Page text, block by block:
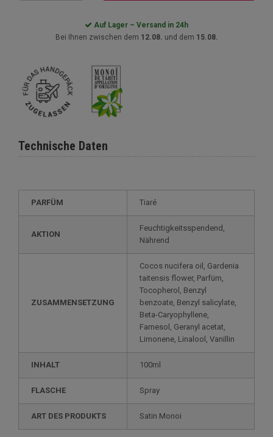
Auf Lager – Versand in 24h
Bei Ihnen zwischen dem 12.08. und dem 15.08.
Technische Daten
PARFÜM Tiaré
AKTION
Feuchtigkeitsspendend,
Nährend
ZUSAMMENSETZUNG
Cocos nucifera oil, Gardenia
taitensis flower, Parfüm,
Tocopherol, Benzyl
benzoate, Benzyl salicylate,
Beta-Caryophyllene,
Farnesol, Geranyl acetat,
Limonene, Linalool, Vanillin
INHALT 100ml
FLASCHE Spray
ART DES PRODUKTS Satin Monoi